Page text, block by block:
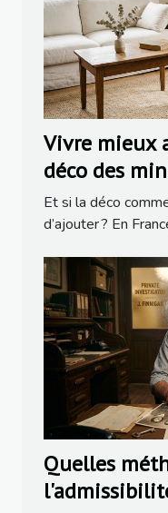
Vivre mieux
déco des
Et si la déco
d’ajouter ? En
Quelles